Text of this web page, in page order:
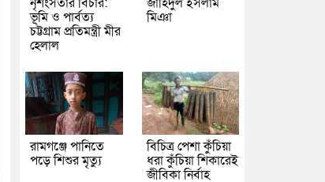
ভূমি ও পার্বত্য
চট্টগ্রাম প্রতিমন্ত্রী মীর
হেলাল
মিঞা
রামগঞ্জে পানিতে
পড়ে শিশুর মৃত্যু
বিচিত্র পেশা কুঁচিয়া
ধরা কুঁচিয়া শিকারেই
জীবিকা নির্বাহ